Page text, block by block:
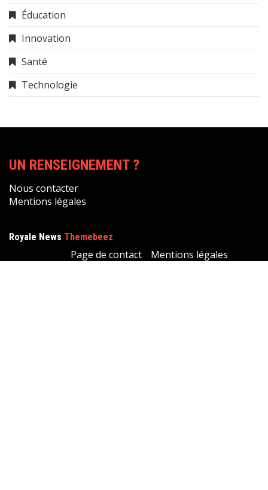
Éducation
Innovation
Santé
Technologie
UN RENSEIGNEMENT ?
Nous contacter
Mentions légales
Royale News Themebeez
Page de contact Mentions légales